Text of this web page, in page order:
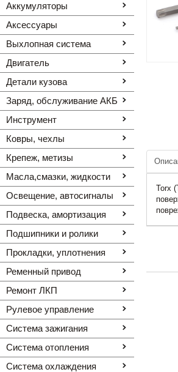
Аккумуляторы
Аксессуары
Выхлопная система
Двигатель
Детали кузова
Заряд, обслуживание АКБ
Инструмент
Ковры, чехлы
Крепеж, метизы
Масла,смазки, жидкости
Освещение, автоcигналы
Подвеска, амортизация
Подшипники и ролики
Прокладки, уплотнения
Ременный привод
Ремонт ЛКП
Рулевое управление
Система зажигания
Система отопления
Система охлаждения
Torx